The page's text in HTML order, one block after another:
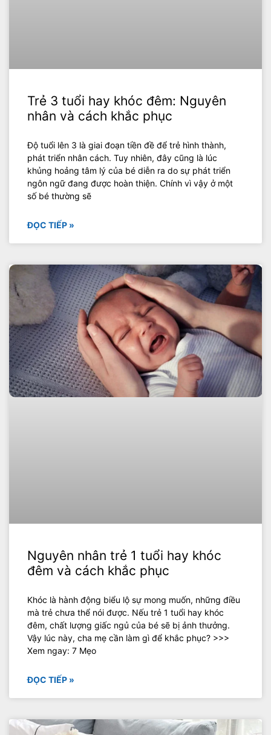
Trẻ 3 tuổi hay khóc đêm: Nguyên
nhân và cách khắc phục
Độ tuổi lên 3 là giai đoạn tiền đề để trẻ hình thành,
phát triển nhân cách. Tuy nhiên, đây cũng là lúc
khủng hoảng tâm lý của bé diễn ra do sự phát triển
ngôn ngữ đang được hoàn thiện. Chính vì vậy ở một
số bé thường sẽ
ĐỌC TIẾP »
Nguyên nhân trẻ 1 tuổi hay khóc
đêm và cách khắc phục
Khóc là hành động biểu lộ sự mong muốn, những điều
mà trẻ chưa thể nói được. Nếu trẻ 1 tuổi hay khóc
đêm, chất lượng giấc ngủ của bé sẽ bị ảnh thưởng.
Vậy lúc này, cha mẹ cần làm gì để khắc phục? >>>
Xem ngay: 7 Mẹo
ĐỌC TIẾP »